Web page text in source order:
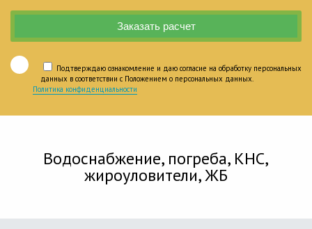
Подтверждаю ознакомление и даю согласие на обработку персональных
данных в соответствии с Положением о персональных данных.
Политика конфиденциальности
Водоснабжение, погреба, КНС,
жироуловители, ЖБ